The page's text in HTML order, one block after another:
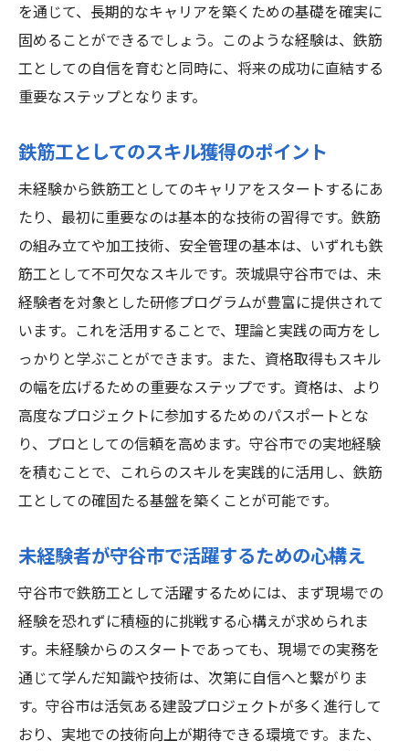
を通じて、長期的なキャリアを築くための基礎を確実に
固めることができるでしょう。このような経験は、鉄筋
工としての自信を育むと同時に、将来の成功に直結する
重要なステップとなります。
鉄筋工としてのスキル獲得のポイント
未経験から鉄筋工としてのキャリアをスタートするにあ
たり、最初に重要なのは基本的な技術の習得です。鉄筋
の組み立てや加工技術、安全管理の基本は、いずれも鉄
筋工として不可欠なスキルです。茨城県守谷市では、未
経験者を対象とした研修プログラムが豊富に提供されて
います。これを活用することで、理論と実践の両方をし
っかりと学ぶことができます。また、資格取得もスキル
の幅を広げるための重要なステップです。資格は、より
高度なプロジェクトに参加するためのパスポートとな
り、プロとしての信頼を高めます。守谷市での実地経験
を積むことで、これらのスキルを実践的に活用し、鉄筋
工としての確固たる基盤を築くことが可能です。
未経験者が守谷市で活躍するための心構え
守谷市で鉄筋工として活躍するためには、まず現場での
経験を恐れずに積極的に挑戦する心構えが求められま
す。未経験からのスタートであっても、現場での実務を
通じて学んだ知識や技術は、次第に自信へと繋がりま
す。守谷市は活気ある建設プロジェクトが多く進行して
おり、実地での技術向上が期待できる環境です。また、